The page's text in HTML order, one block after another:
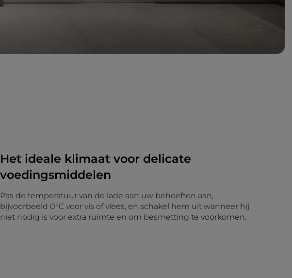
Het ideale klimaat voor delicate
voedingsmiddelen
Pas de temperatuur van de lade aan uw behoeften aan,
bijvoorbeeld 0°C voor vis of vlees, en schakel hem uit wanneer hij
niet nodig is voor extra ruimte en om besmetting te voorkomen.